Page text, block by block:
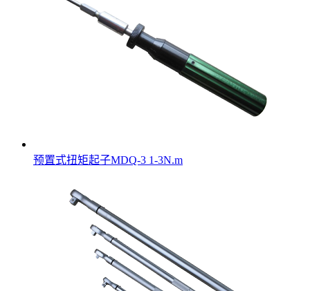
预置式扭矩起子MDQ-3 1-3N.m